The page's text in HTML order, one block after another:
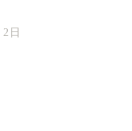
日